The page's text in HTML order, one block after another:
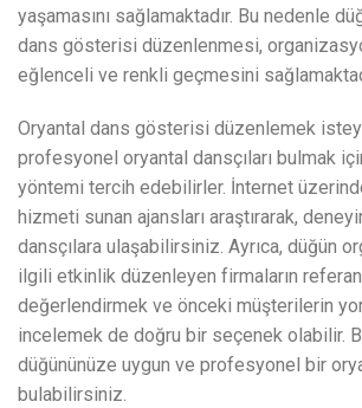
yaşamasını sağlamaktadır. Bu nedenle
dans gösterisi düzenlenmesi,
eğlenceli ve renkli geçmesini
Oryantal dans gösterisi düzenlemek
profesyonel oryantal dansçıları bulmak
yöntemi tercih edebilirler. İnternet
hizmeti sunan ajansları araştırarak,
dansçılara ulaşabilirsiniz. Ayrıca, düğün
ilgili etkinlik düzenleyen firmaların
değerlendirmek ve önceki müşterilerin
incelemek de doğru bir seçenek olabilir.
düğününüze uygun ve profesyonel bir
bulabilirsiniz.